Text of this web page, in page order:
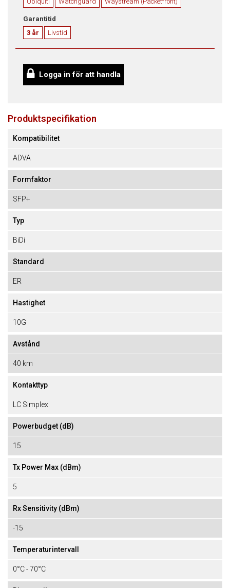
Garantitid
3 år
Livstid
Logga in för att handla
Produktspecifikation
Kompatibilitet
ADVA
Formfaktor
SFP+
Typ
BiDi
Standard
ER
Hastighet
10G
Avstånd
40 km
Kontakttyp
LC Simplex
Powerbudget (dB)
15
Tx Power Max (dBm)
5
Rx Sensitivity (dBm)
-15
Temperaturintervall
0°C - 70°C